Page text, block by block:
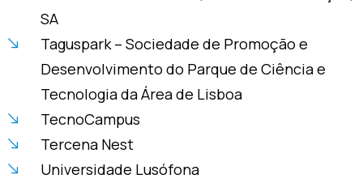
SA
Taguspark – Sociedade de Promoção e
Desenvolvimento do Parque de Ciência e
Tecnologia da Área de Lisboa
TecnoCampus
Tercena Nest
Universidade Lusófona